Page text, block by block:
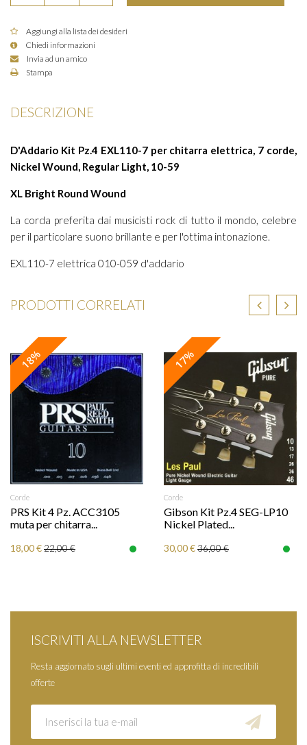
Aggiungi alla lista dei desideri
Chiedi informazioni
Invia ad un amico
Stampa
DESCRIZIONE
D'Addario Kit Pz.4 EXL110-7 per chitarra elettrica, 7 corde,
Nickel Wound, Regular Light, 10-59
XL Bright Round Wound
La corda preferita dai musicisti rock di tutto il mondo, celebre
per il particolare suono brillante e per l'ottima intonazione.
EXL110-7 elettrica 010-059 d'addario
PRODOTTI CORRELATI
18%
Corde
PRS Kit 4 Pz. ACC3105
muta per chitarra...
18,00 €22,00 €
17%
Corde
Gibson Kit Pz.4 SEG-LP10
Nickel Plated...
30,00 €36,00 €
ISCRIVITI ALLA NEWSLETTER
Resta aggiornato sugli ultimi eventi ed approfitta di incredibili
offerte